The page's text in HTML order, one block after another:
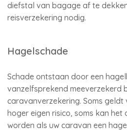
diefstal van bagage af te
reisverzekering nodig.
Hagelschade
Schade ontstaan door een
vanzelfsprekend meeverzekerd
caravanverzekering. Soms
hoger eigen risico, soms kan het
worden als uw caravan een